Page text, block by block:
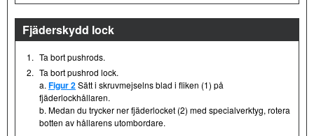
Fjäderskydd lock
1. Ta bort pushrods.
2. Ta bort pushrod lock.
a. Figur 2Sätt i skruvmejselns blad i fliken (1) på
fjäderlockhållaren.
b. Medan du trycker ner fjäderlocket (2) med specialverktyg, rotera
botten av hållarens utombordare.